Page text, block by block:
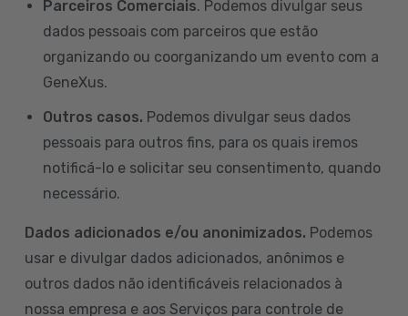
Parceiros Comerciais. Podemos divulgar seus
dados pessoais com parceiros que estão
organizando ou coorganizando um evento com a
GeneXus.
Outros casos. Podemos divulgar seus dados
pessoais para outros fins, para os quais iremos
notificá-lo e solicitar seu consentimento, quando
necessário.
Dados adicionados e/ou anonimizados. Podemos
usar e divulgar dados adicionados, anônimos e
outros dados não identificáveis relacionados à
nossa empresa e aos Serviços para controle de